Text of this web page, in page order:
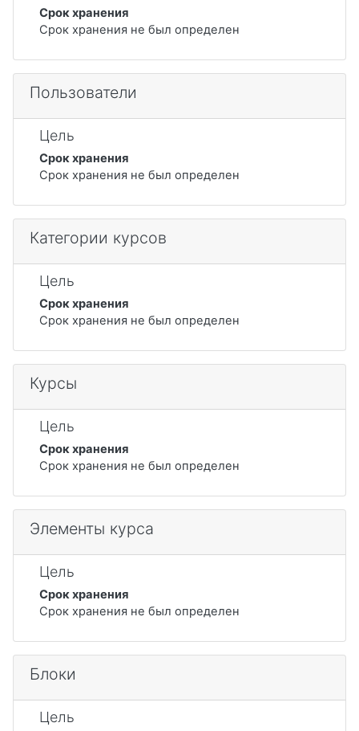
Срок хранения
Срок хранения не был определен
Пользователи
Цель
Срок хранения
Срок хранения не был определен
Категории курсов
Цель
Срок хранения
Срок хранения не был определен
Курсы
Цель
Срок хранения
Срок хранения не был определен
Элементы курса
Цель
Срок хранения
Срок хранения не был определен
Блоки
Цель